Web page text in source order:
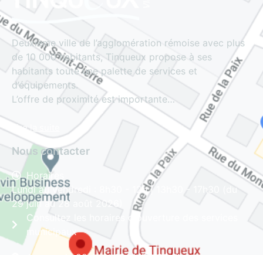
Deuxième ville de l’agglomération rémoise avec plus
de 10 000 habitants, Tinqueux propose à ses
habitants toute une palette de services et
d’équipements.
L’offre de proximité est importante…
Lire la suite
Nous contacter
Horaires
Lundi au vendredi : 8h30 - 12h | 13h30 - 17h30 (du
29 juin au 28 août 2026)
Consultez les horaires d'ouverture des services
municipaux